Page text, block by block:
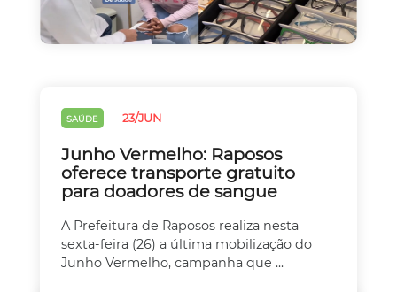
SAÚDE 23/JUN
Junho Vermelho: Raposos
oferece transporte gratuito
para doadores de sangue
A Prefeitura de Raposos realiza nesta
sexta-feira (26) a última mobilização do
Junho Vermelho, campanha que ...